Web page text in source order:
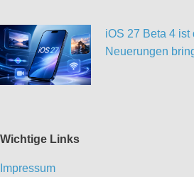
iOS 27 Beta 4 ist
Neuerungen
Wichtige Links
Impressum